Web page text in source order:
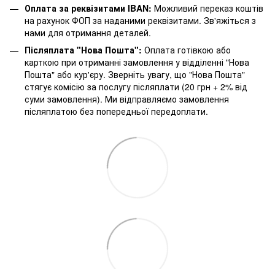
Оплата за реквізитами IBAN: Можливий переказ коштів
на рахунок ФОП за наданими реквізитами. Зв'яжіться з
нами для отримання деталей.
Післяплата "Нова Пошта": Оплата готівкою або
карткою при отриманні замовлення у відділенні "Нова
Пошта" або кур'єру. Зверніть увагу, що "Нова Пошта"
стягує комісію за послугу післяплати (20 грн + 2% від
суми замовлення). Ми відправляємо замовлення
післяплатою без попередньої передоплати.